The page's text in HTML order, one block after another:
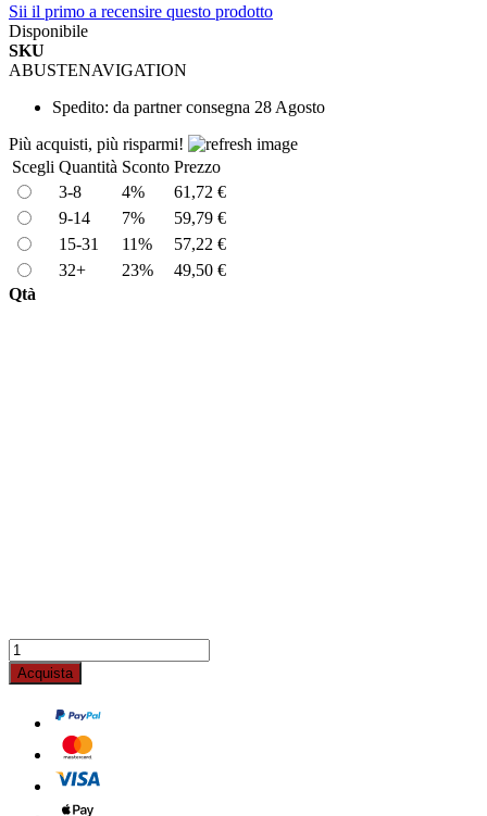
Sii il primo a recensire questo prodotto
Disponibile
SKU
ABUSTENAVIGATION
Spedito: da partner consegna 28 Agosto
Più acquisti, più risparmi!
Scegli Quantità Sconto Prezzo
3-8
4%
61,72 €
9-14
7%
59,79 €
15-31
11%
57,22 €
32+
23%
49,50 €
Qtà
Acquista